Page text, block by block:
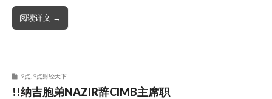
阅读详文 →
9点 9点财经天下
!!纳吉胞弟NAZIR辞CIMB主席职